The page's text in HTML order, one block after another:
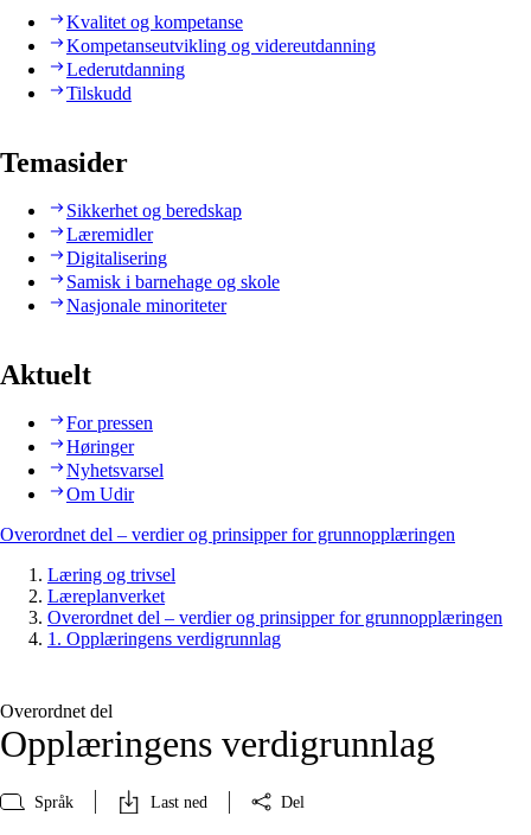
Kvalitet og kompetanse
Kompetanseutvikling og videreutdanning
Lederutdanning
Tilskudd
Temasider
Sikkerhet og beredskap
Læremidler
Digitalisering
Samisk i barnehage og skole
Nasjonale minoriteter
Aktuelt
For pressen
Høringer
Nyhetsvarsel
Om Udir
Overordnet del – verdier og prinsipper for grunnopplæringen
Læring og trivsel
Læreplanverket
Overordnet del – verdier og prinsipper for grunnopplæringen
1. Opplæringens verdigrunnlag
Overordnet del
Opplæringens verdigrunnlag
Språk Last ned Del